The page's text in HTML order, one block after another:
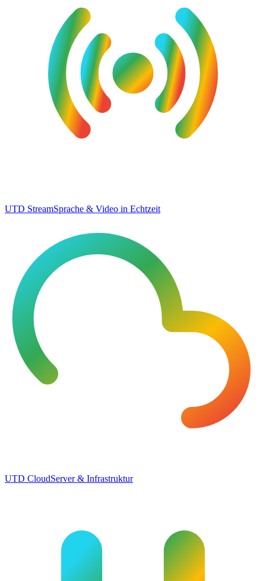
UTD StreamSprache & Video in Echtzeit
UTD CloudServer & Infrastruktur